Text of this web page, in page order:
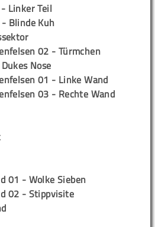
Linker Teil
Blinde Kuh
02 - Türmchen
Nose
01 - Linke Wand
03 - Rechte Wand
01 - Wolke Sieben
02 - Stippvisite